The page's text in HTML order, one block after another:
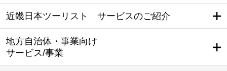
近畿日本ツーリスト サービスのご紹介
地方自治体・事業向け
サービス/事業